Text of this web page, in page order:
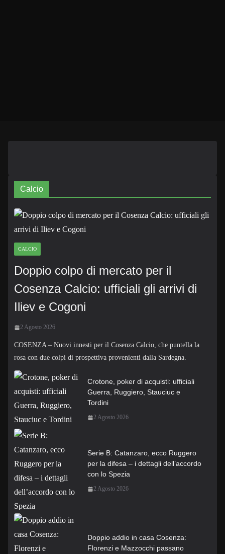
Calcio
CALCIO
Doppio colpo di mercato per il
Cosenza Calcio: ufficiali gli arrivi di
Iliev e Cogoni
2 Agosto 2026
COSENZA – Nuovi innesti per il Cosenza Calcio, che puntella la
rosa con due colpi di prospettiva provenienti dalla Sardegna.
Crotone, poker di acquisti: ufficiali
Guerra, Ruggiero, Stauciuc e
Tordini
2 Agosto 2026
Serie B: Catanzaro, ecco Ruggero
per la difesa – i dettagli dell’accordo
con lo Spezia
2 Agosto 2026
Doppio addio in casa Cosenza:
Florenzi e Mazzocchi passano